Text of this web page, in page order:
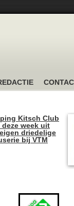
Kitsch Club
deze week uit
driedelige
bij VTM